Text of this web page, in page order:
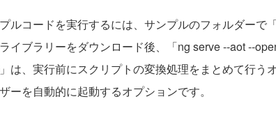
ルコードを実行するには、サンプルのフォルダーで
イブラリーをダウンロード後、「ng serve --aot --
」は、実行前にスクリプトの変換処理をまとめて行う
ーを自動的に起動するオプションです。